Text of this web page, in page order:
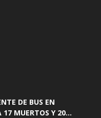
DE BUS EN
MUERTOS Y 20...